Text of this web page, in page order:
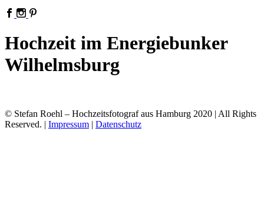
Hochzeit im Energiebunker
Wilhelmsburg
© Stefan Roehl – Hochzeitsfotograf aus Hamburg 2020 | All Rights
Reserved. | Impressum | Datenschutz